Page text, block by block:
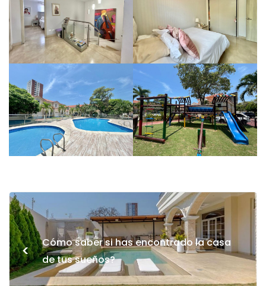
<
Cómo saber si has encontrado la casa
de tus sueños?